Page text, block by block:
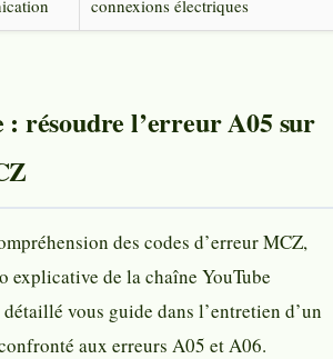
connexions électriques
résoudre l’erreur A05 sur
des codes d’erreur MCZ,
explicative de la chaîne YouTube
vous guide dans l’entretien d’un
aux erreurs A05 et A06.